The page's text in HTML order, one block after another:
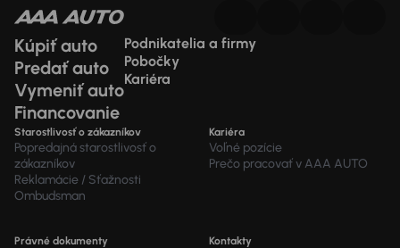
Kúpiť auto
Predať auto
Vymeniť auto
Financovanie
Podnikatelia a firmy
Pobočky
Kariéra
Starostlivosť o zákazníkov
Popredajná starostlivosť o
zákazníkov
Reklamácie / Sťažnosti
Ombudsman
Kariéra
Voľné pozície
Prečo pracovať v AAA AUTO
Právné dokumenty Kontakty